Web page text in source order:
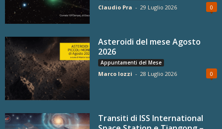
Claudio Pra - 29 Luglio 2026 0
Asteroidi del mese Agosto
2026
Appuntamenti del Mese
Marco Iozzi - 28 Luglio 2026 0
Transiti di ISS International